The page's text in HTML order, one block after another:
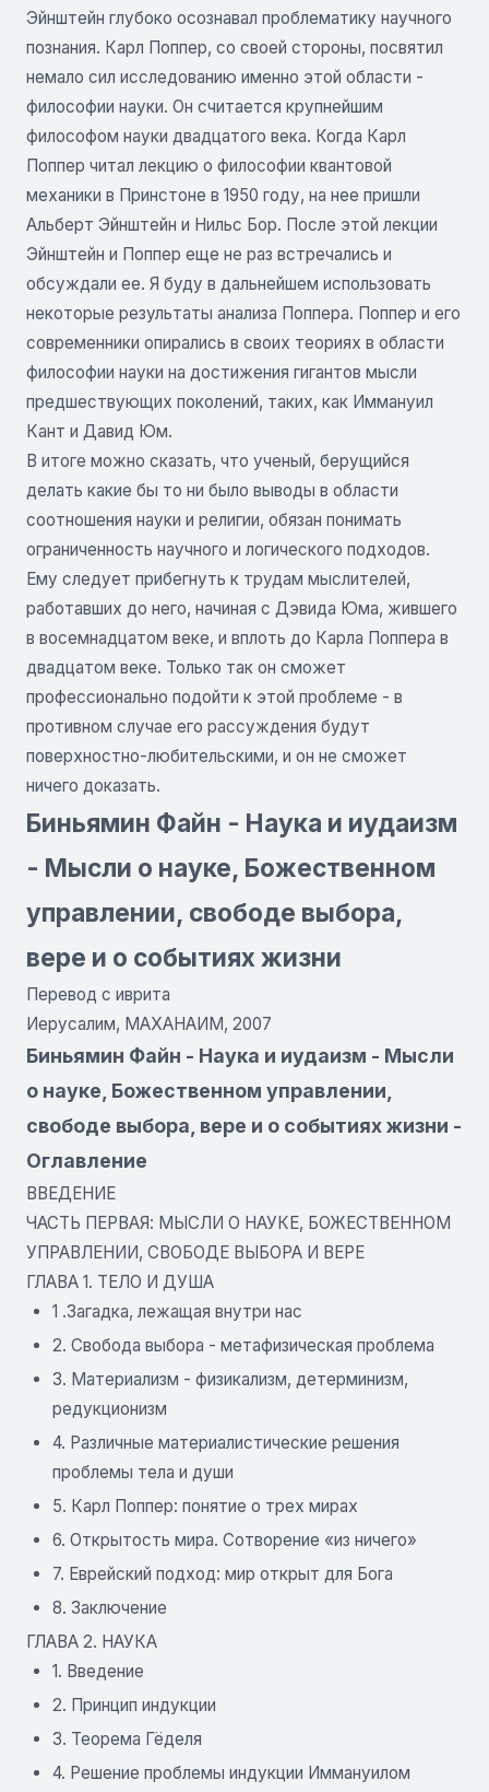
Эйнштейн глубоко осознавал проблематику научного
познания. Карл Поппер, со своей стороны, посвятил
немало сил исследованию именно этой области -
философии науки. Он считается крупнейшим
философом науки двадцатого века. Когда Карл
Поппер читал лекцию о философии квантовой
механики в Принстоне в 1950 году, на нее пришли
Альберт Эйнштейн и Нильс Бор. После этой лекции
Эйнштейн и Поппер еще не раз встречались и
обсуждали ее. Я буду в дальнейшем использовать
некоторые результаты анализа Поппера. Поппер и его
современники опирались в своих теориях в области
философии науки на достижения гигантов мысли
предшествующих поколений, таких, как Иммануил
Кант и Давид Юм.
В итоге можно сказать, что ученый, берущийся
делать какие бы то ни было выводы в области
соотношения науки и религии, обязан понимать
ограниченность научного и логического подходов.
Ему следует прибегнуть к трудам мыслителей,
работавших до него, начиная с Дэвида Юма, жившего
в восемнадцатом веке, и вплоть до Карла Поппера в
двадцатом веке. Только так он сможет
профессионально подойти к этой проблеме - в
противном случае его рассуждения будут
поверхностно-любительскими, и он не сможет
ничего доказать.
Биньямин Файн - Наука и иудаизм
- Мысли о науке, Божественном
управлении, свободе выбора,
вере и о событиях жизни
Перевод с иврита
Иерусалим, МАХАНАИМ, 2007
Биньямин Файн - Наука и иудаизм - Мысли
о науке, Божественном управлении,
свободе выбора, вере и о событиях жизни -
Оглавление
ВВЕДЕНИЕ
ЧАСТЬ ПЕРВАЯ: МЫСЛИ О НАУКЕ, БОЖЕСТВЕННОМ
УПРАВЛЕНИИ, СВОБОДЕ ВЫБОРА И ВЕРЕ
ГЛАВА 1. ТЕЛО И ДУША
1 .Загадка, лежащая внутри нас
2. Свобода выбора - метафизическая проблема
3. Материализм - физикализм, детерминизм,
редукционизм
4. Различные материалистические решения
проблемы тела и души
5. Карл Поппер: понятие о трех мирах
6. Открытость мира. Сотворение «из ничего»
7. Еврейский подход: мир открыт для Бога
8. Заключение
ГЛАВА 2. НАУКА
1. Введение
2. Принцип индукции
3. Теорема Гёделя
4. Решение проблемы индукции Иммануилом